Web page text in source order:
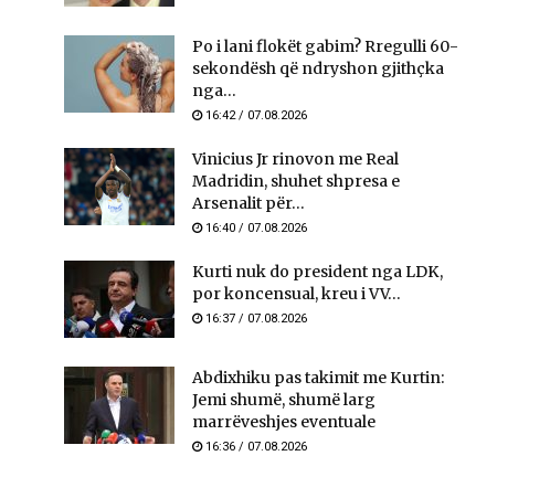
Po i lani flokët gabim? Rregulli 60-
sekondësh që ndryshon gjithçka
nga...
16:42 / 07.08.2026
Vinicius Jr rinovon me Real
Madridin, shuhet shpresa e
Arsenalit për...
16:40 / 07.08.2026
Kurti nuk do president nga LDK,
por koncensual, kreu i VV...
16:37 / 07.08.2026
Abdixhiku pas takimit me Kurtin:
Jemi shumë, shumë larg
marrëveshjes eventuale
16:36 / 07.08.2026